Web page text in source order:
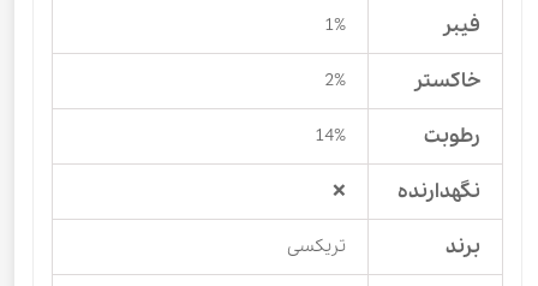
فیبر 1%
خاکستر 2%
رطوبت 14%
نگهدارنده ❌
برند تریکسی